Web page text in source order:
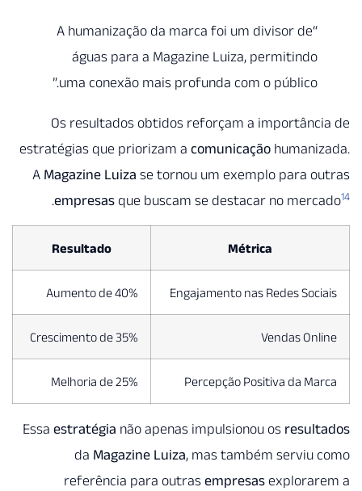
“A humanização da marca foi um divisor de
águas para a Magazine Luiza, permitindo
uma conexão mais profunda com o público.”
Os resultados obtidos reforçam a
estratégias que priorizam acomunicação
AMagazine Luizase tornou um exemplo para
empresasque buscam se destacar no
.
Resultado
Engajamento nas Redes
Aumento de 40%
Vendas
Crescimento de 35%
Percepção Positiva da
Melhoria de 25%
Essaestratégianão apenas impulsionou os
daMagazine Luiza, mas também serviu
referência para outrasempresas